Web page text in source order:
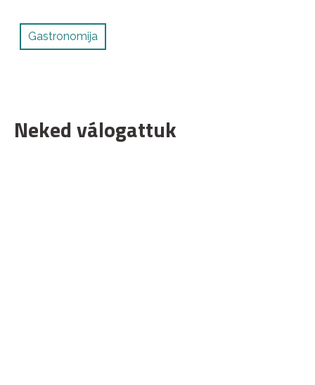
Gastronomija
Neked válogattuk